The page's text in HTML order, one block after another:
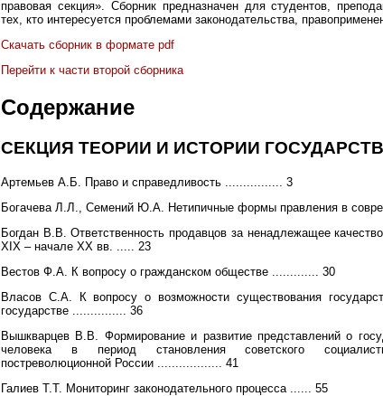
правовая секция». Сборник предназначен для студентов,
тех, кто интересуется проблемами законодательства,
Скачать сборник в формате pdf
Перейти к части второй сборника
Содержание
СЕКЦИЯ ТЕОРИИ И ИСТОРИИ
Артемьев А.Б. Право и справедливость ................ 3
Богачева Л.Л., Семений Ю.А. Нетипичные формы правления в
Богдан В.В. Ответственность продавцов за ненадлежащее
XIX – начале XX вв. ..... 23
Вестов Ф.А. К вопросу о гражданском обществе ............. 30
Власов С.А. К вопросу о возможности существования
государстве ............... 36
Вышкварцев В.В. Формирование и развитие представлений о
человека в период становления советского
постреволюционной России .................. 41
Галиев Т.Т. Мониторинг законодательного процесса ...... 55